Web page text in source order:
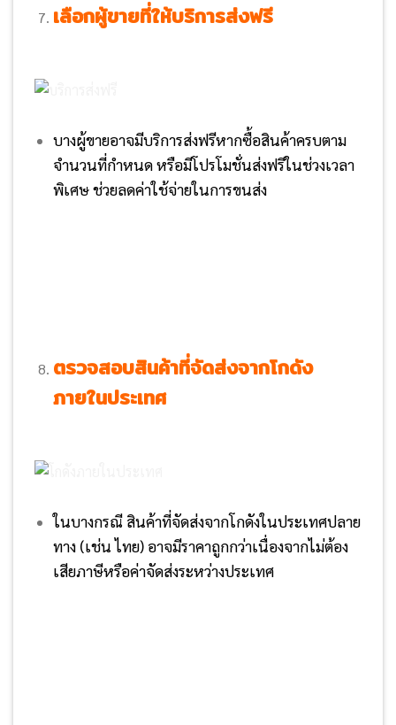
เลือกผู้ขายที่ให้บริการส่งฟรี
บางผู้ขายอาจมีบริการส่งฟรีหากซื้อสินค้าครบตาม
จำนวนที่กำหนด หรือมีโปรโมชั่นส่งฟรีในช่วงเวลา
พิเศษ ช่วยลดค่าใช้จ่ายในการขนส่ง
ตรวจสอบสินค้าที่จัดส่งจากโกดัง
ภายในประเทศ
ในบางกรณี สินค้าที่จัดส่งจากโกดังในประเทศปลาย
ทาง (เช่น ไทย) อาจมีราคาถูกกว่าเนื่องจากไม่ต้อง
เสียภาษีหรือค่าจัดส่งระหว่างประเทศ